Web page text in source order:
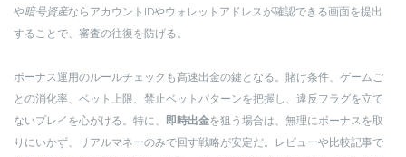
や暗号資産ならアカウントIDやウォレットアドレスが確認できる画面を提出
することで、審査の往復を防げる。
ボーナス運用のルールチェックも高速出金の鍵となる。賭け条件、ゲームご
との消化率、ベット上限、禁止ベットパターンを把握し、違反フラグを立て
ないプレイを心がける。特に、 即時出金を狙う場合は、無理にボーナスを取
りにいかず、リアルマネーのみで回す戦略が安定だ。レビューや比較記事で